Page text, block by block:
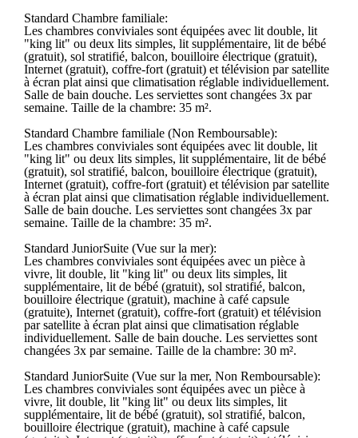
Standard Chambre familiale:
Les chambres conviviales sont équipées avec lit double, lit
"king lit" ou deux lits simples, lit supplémentaire, lit de bébé
(gratuit), sol stratifié, balcon, bouilloire électrique (gratuit),
Internet (gratuit), coffre-fort (gratuit) et télévision par satellite
à écran plat ainsi que climatisation réglable individuellement.
Salle de bain douche. Les serviettes sont changées 3x par
semaine. Taille de la chambre: 35 m².
Standard Chambre familiale (Non Remboursable):
Les chambres conviviales sont équipées avec lit double, lit
"king lit" ou deux lits simples, lit supplémentaire, lit de bébé
(gratuit), sol stratifié, balcon, bouilloire électrique (gratuit),
Internet (gratuit), coffre-fort (gratuit) et télévision par satellite
à écran plat ainsi que climatisation réglable individuellement.
Salle de bain douche. Les serviettes sont changées 3x par
semaine. Taille de la chambre: 35 m².
Standard JuniorSuite (Vue sur la mer):
Les chambres conviviales sont équipées avec un pièce à
vivre, lit double, lit "king lit" ou deux lits simples, lit
supplémentaire, lit de bébé (gratuit), sol stratifié, balcon,
bouilloire électrique (gratuit), machine à café capsule
(gratuite), Internet (gratuit), coffre-fort (gratuit) et télévision
par satellite à écran plat ainsi que climatisation réglable
individuellement. Salle de bain douche. Les serviettes sont
changées 3x par semaine. Taille de la chambre: 30 m².
Standard JuniorSuite (Vue sur la mer, Non Remboursable):
Les chambres conviviales sont équipées avec un pièce à
vivre, lit double, lit "king lit" ou deux lits simples, lit
supplémentaire, lit de bébé (gratuit), sol stratifié, balcon,
bouilloire électrique (gratuit), machine à café capsule